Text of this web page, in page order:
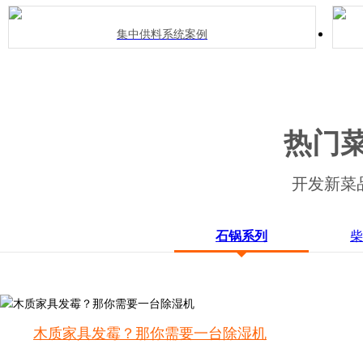
集中供料系统案例
热门
开发新菜
石锅系列
木质家具发霉？那你需要一台除湿机